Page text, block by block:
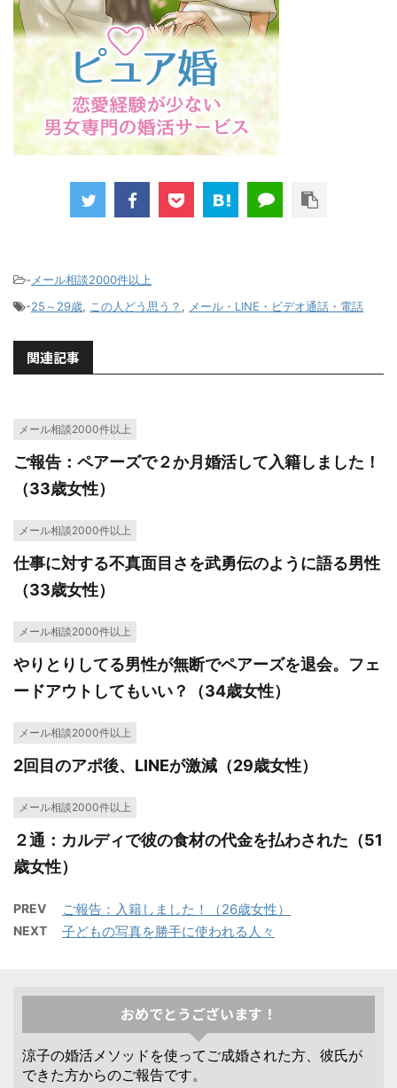
- メール相談2000件以上
-25～29歳, この人どう思う？ , メール・LINE・ビデオ通話・電話
関連記事
メール相談2000件以上
ご報告：ペアーズで２か月婚活して入籍しました！
（33歳女性）
メール相談2000件以上
仕事に対する不真面目さを武勇伝のように語る男性
（33歳女性）
メール相談2000件以上
やりとりしてる男性が無断でペアーズを退会。フェ
ードアウトしてもいい？（34歳女性）
メール相談2000件以上
2回目のアポ後、LINEが激減（29歳女性）
メール相談2000件以上
２通：カルディで彼の食材の代金を払わされた（51
歳女性）
PREV ご報告：入籍しました！（26歳女性）
NEXT 子どもの写真を勝手に使われる人々
おめでとうございます！
涼子の婚活メソッドを使ってご成婚された方、彼氏が
できた方からのご報告です。